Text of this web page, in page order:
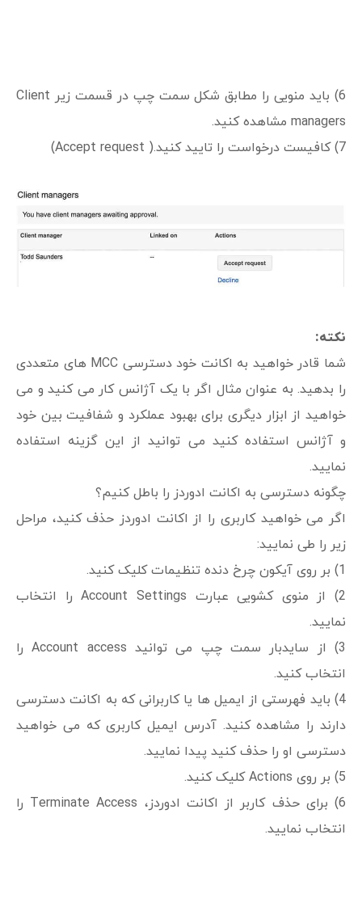
6) باید منویی را مطابق شکل سمت چپ در قسمت زیر Client
managers مشاهده کنید.
7) کافیست درخواست را تایید کنید.( Accept request)
نکته:
شما قادر خواهید به اکانت خود دسترسی MCC های متعددی
را بدهید. به عنوان مثال اگر با یک آژانس کار می کنید و می
خواهید از ابزار دیگری برای بهبود عملکرد و شفافیت بین خود
و آژانس استفاده کنید می توانید از این گزینه استفاده
نمایید.
چگونه دسترسی به اکانت ادوردز را باطل کنیم؟
اگر می خواهید کاربری را از اکانت ادوردز حذف کنید، مراحل
زیر را طی نمایید:
1) بر روی آیکون چرخ دنده تنظیمات کلیک کنید.
2) از منوی کشویی عبارت Account Settings را انتخاب
نمایید.
3) از سایدبار سمت چپ می توانید Account access را
انتخاب کنید.
4) باید فهرستی از ایمیل ها یا کاربرانی که به اکانت دسترسی
دارند را مشاهده کنید. آدرس ایمیل کاربری که می خواهید
دسترسی او را حذف کنید پیدا نمایید.
5) بر روی Actions کلیک کنید.
6) برای حذف کاربر از اکانت ادوردز، Terminate Access را
انتخاب نمایید.